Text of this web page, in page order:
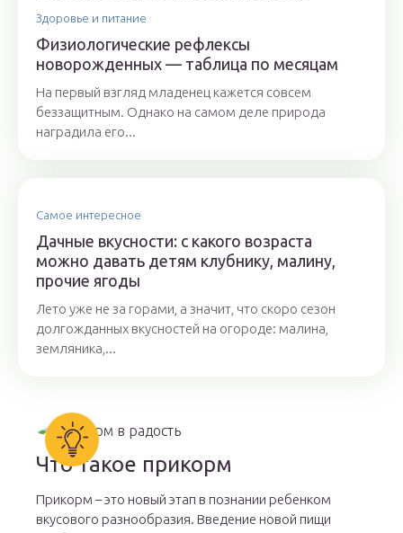
Здоровье и питание
Физиологические рефлексы
новорожденных — таблица по месяцам
На первый взгляд младенец кажется совсем
беззащитным. Однако на самом деле природа
наградила его...
Самое интересное
Дачные вкусности: с какого возраста
можно давать детям клубнику, малину,
прочие ягоды
Лето уже не за горами, а значит, что скоро сезон
долгожданных вкусностей на огороде: малина,
земляника,...
Что такое прикорм
Прикорм – это новый этап в познании ребенком
вкусового разнообразия. Введение новой пищи